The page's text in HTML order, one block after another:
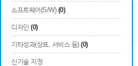
소프트웨어(S/W) (0)
디자인 (0)
기타성과(상표, 서비스 등) (0)
신기술 지정
담당부서